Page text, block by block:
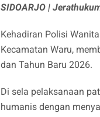
SIDOARJO |
Kehadiran Polisi
Kecamatan Waru,
dan Tahun Baru 2026.
Di sela pelaksanaan
humanis dengan